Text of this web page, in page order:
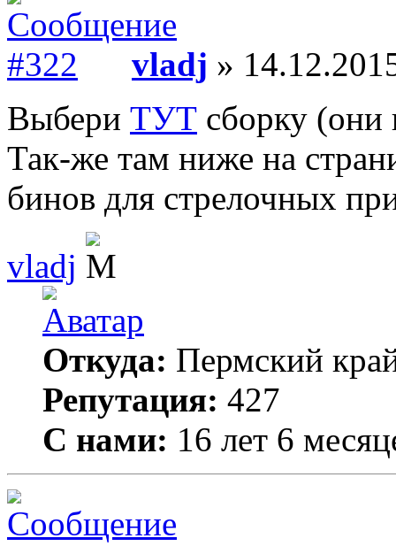
vladj »
Выбери ТУТ сборку (они
Так-же там ниже на
бинов для стрелочных
vladj
Откуда: Пермский
Репутация: 427
С нами: 16 лет 6